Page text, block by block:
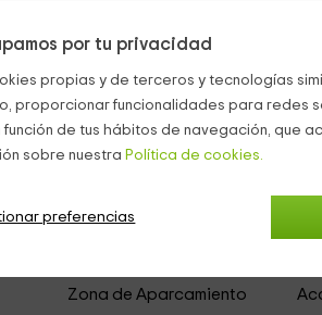
por tu privacidad
propias y de terceros y tecnologías
proporcionar funcionalidades para redes
de tus hábitos de navegación, que
sobre nuestra Política de cookies.
preferencias
España(Apartamentos Rurales)
Zona de Aparcamiento